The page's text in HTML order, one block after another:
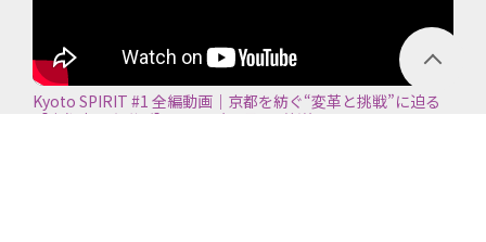
Kyoto SPIRIT #1 全編動画｜京都を紡ぐ“変革と挑戦”に迫る
【京都商工会議所】＜2026年7月5日放送＞